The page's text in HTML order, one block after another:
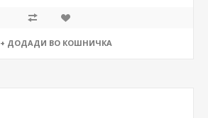
+ ДОДАДИ ВО КОШНИЧКА